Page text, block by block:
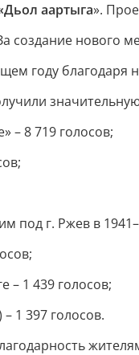
аартыга».
создание нового
году благодаря
– 8 719 голосов;
г. Ржев в
– 1 439 голосов;
1 397 голосов.